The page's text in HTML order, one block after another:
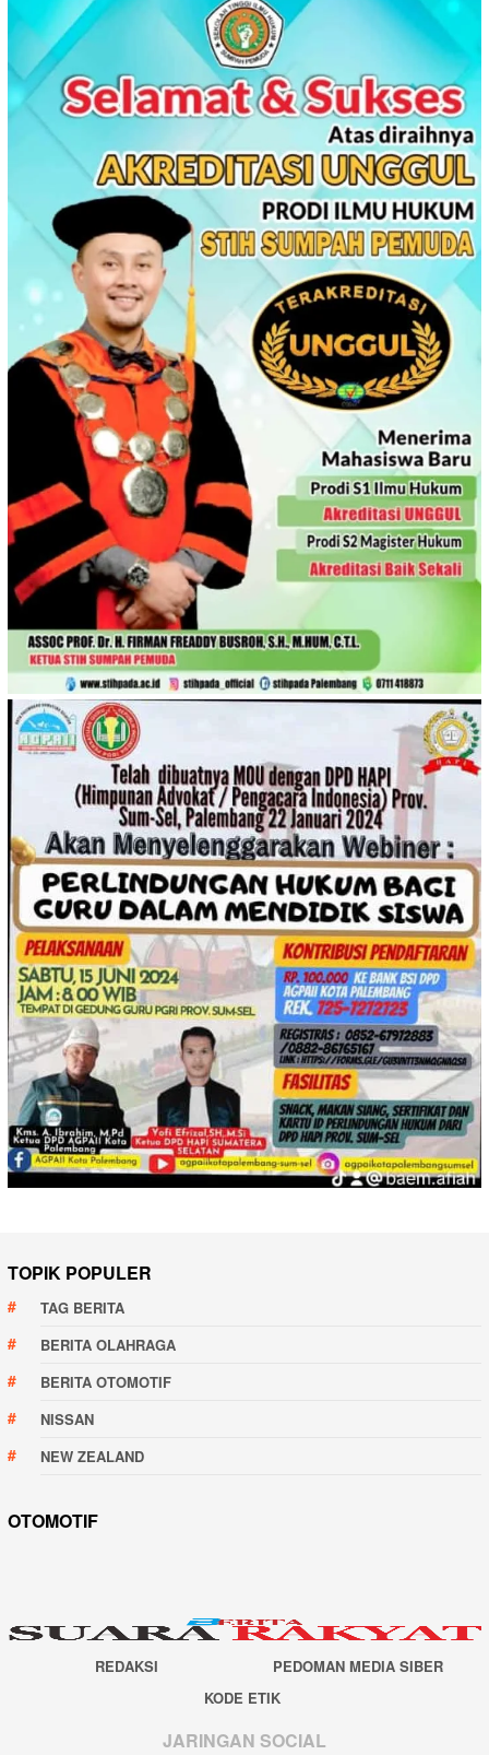
TOPIK POPULER
TAG BERITA
BERITA OLAHRAGA
BERITA OTOMOTIF
NISSAN
NEW ZEALAND
OTOMOTIF
REDAKSI
PEDOMAN MEDIA SIBER
KODE ETIK
JARINGAN SOCIAL